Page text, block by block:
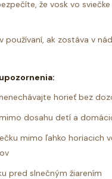
že vosk vo
používaní, ak zostáva v
horieť bez
dosahu detí a
mimo ľahko horiacich
pred slnečným žiarením